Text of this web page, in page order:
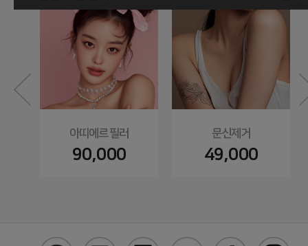
아띠에르 필러
90,000
문신제거
49,000